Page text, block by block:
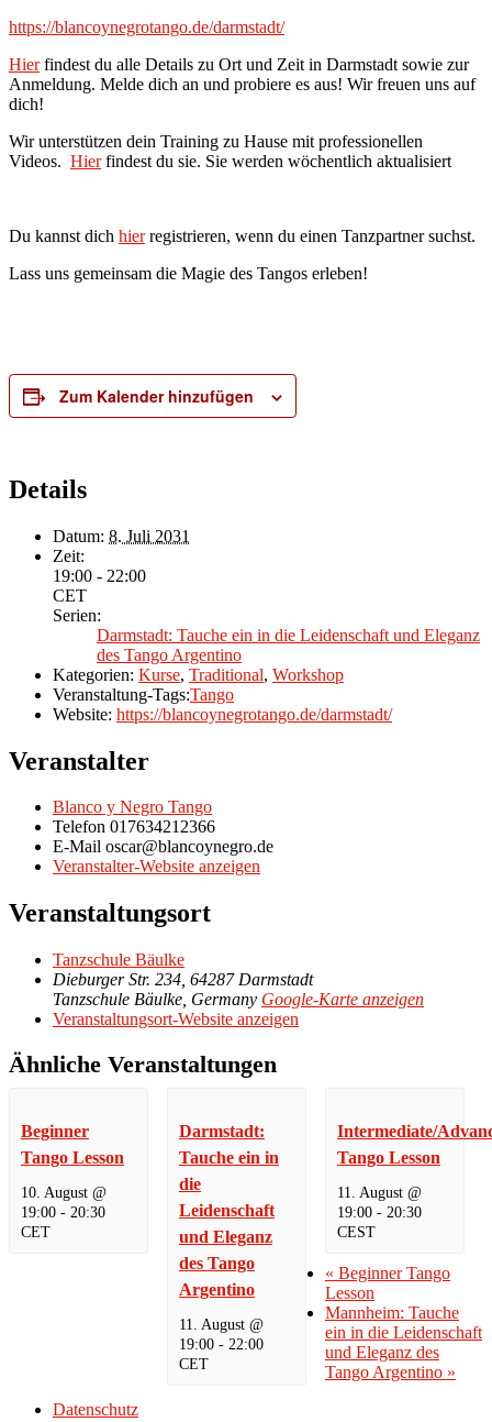
https://blancoynegrotango.de/darmstadt/
Hierfindest du alle Details zu Ort und Zeit in Darmstadt sowie zur
Anmeldung. Melde dich an und probiere es aus! Wir freuen uns auf
dich!
Wir unterstützen dein Training zu Hause mit professionellen
Videos. Hierfindest du sie. Sie werden wöchentlich aktualisiert
Du kannst dich hierregistrieren, wenn du einen Tanzpartner suchst.
Lass uns gemeinsam die Magie des Tangos erleben!
Zum Kalender hinzufügen
Details
Datum: 8. Juli 2031
Zeit:
19:00 - 22:00
CET
Serien:
Darmstadt: Tauche ein in die Leidenschaft und Eleganz
des Tango Argentino
Kategorien: Kurse, Traditional, Workshop
Veranstaltung-Tags:Tango
Website: https://blancoynegrotango.de/darmstadt/
Veranstalter
Blanco y Negro Tango
Telefon 017634212366
E-Mail oscar@blancoynegro.de
Veranstalter-Website anzeigen
Veranstaltungsort
Tanzschule Bäulke
Dieburger Str. 234, 64287 Darmstadt
Tanzschule Bäulke Germany Google-Karte anzeigen
Veranstaltungsort-Website anzeigen
Ähnliche Veranstaltungen
Beginner
Tango Lesson
10. August @
19:00- 20:30
CET
Darmstadt:
Tauche ein in
die
Leidenschaft
und Eleganz
des Tango
Argentino
11. August @
19:00- 22:00
CET
Intermediate/
Tango Lesson
11. August @
19:00- 20:30
CEST
« Beginner Tango
Lesson
Mannheim: Tauche
ein in die Leidenschaft
und Eleganz des
Tango Argentino »
Datenschutz